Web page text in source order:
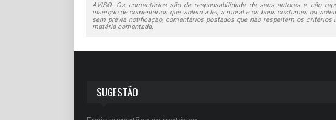
AVISO: Os comentários são de responsabilidade de seus autores e não
inserção de comentários que violem a lei, a moral e os bons costumes ou
sem prévia notificação, comentários postados que não respeitem os
matéria comentada.
SUGESTÃO